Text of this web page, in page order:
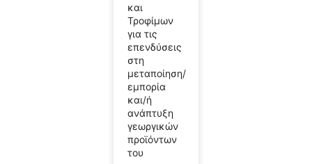
και
Τροφίμων
για τις
επενδύσεις
στη
μεταποίηση/
εμπορία
και/ή
ανάπτυξη
γεωργικών
προϊόντων
του